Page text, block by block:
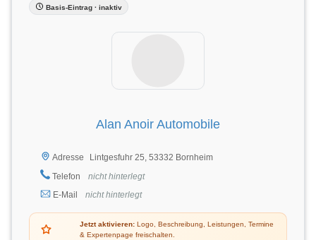
Basis-Eintrag · inaktiv
Alan Anoir Automobile
Adresse
Lintgesfuhr 25, 53332 Bornheim
Telefon
nicht hinterlegt
E-Mail
nicht hinterlegt
Jetzt aktivieren: Logo, Beschreibung, Leistungen, Termine
& Expertenpage freischalten.